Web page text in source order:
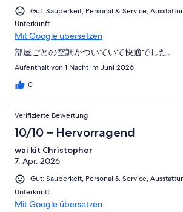
Gut: Sauberkeit, Personal & Service,
Unterkunft
Mit Google übersetzen
部屋ごとの空調がついていて快適でした。
Aufenthalt von 1 Nacht im Juni 2026
0
Verifizierte Bewertung
10/10 – Hervorragend
wai kit Christopher
7. Apr. 2026
Gut: Sauberkeit, Personal & Service,
Unterkunft
Mit Google übersetzen